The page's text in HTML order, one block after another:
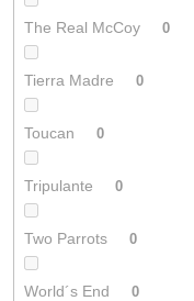
The Real McCoy 0
Tierra Madre 0
Toucan 0
Tripulante 0
Two Parrots 0
World´s End 0